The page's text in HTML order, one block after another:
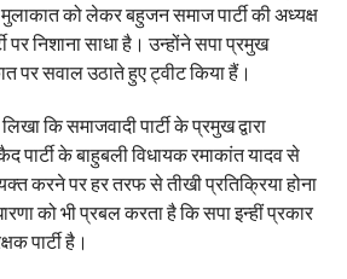
को लेकर बहुजन समाज पार्टी की अध्यक्ष
पर निशाना साधा है। उन्होंने सपा प्रमुख
पर सवाल उठाते हुए ट्वीट किया हैं।
कि समाजवादी पार्टी के प्रमुख द्वारा
के बाहुबली विधायक रमाकांत यादव से
करने पर हर तरफ से तीखी प्रतिक्रिया होना
को भी प्रबल करता है कि सपा इन्हीं प्रकार
पार्टी है।